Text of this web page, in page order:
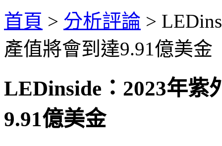
首頁 > 分析評論 >
產值將會到達9.91億美金
LEDinside：2023年紫
9.91億美金